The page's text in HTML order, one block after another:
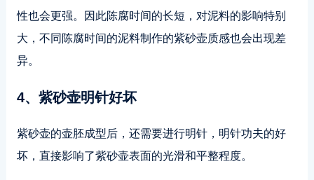
性也会更强。因此陈腐时间的长短，对泥料的影响特别
大，不同陈腐时间的泥料制作的紫砂壶质感也会出现差
异。
4、紫砂壶明针好坏
紫砂壶的壶胚成型后，还需要进行明针，明针功夫的好
坏，直接影响了紫砂壶表面的光滑和平整程度。